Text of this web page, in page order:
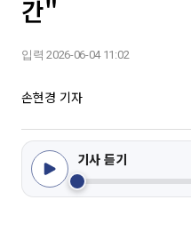
간"
입력 2026-06-04 11:02
손현경 기자
기사 듣기